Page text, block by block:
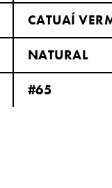
CATUAÍ
NATURAL
#65